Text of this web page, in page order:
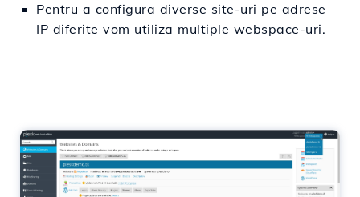
Pentru a configura diverse site-uri pe adrese
IP diferite vom utiliza multiple webspace-uri.